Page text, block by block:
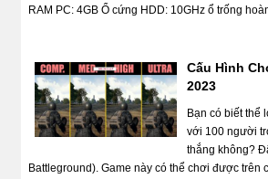
RAM PC: 4GB Ổ cứng HDD: 10GHz ổ trống
Cấu Hình
2023
Bạn có biết thể
với 100 người
thắng không?
Battleground). Game này có thể chơi được trên